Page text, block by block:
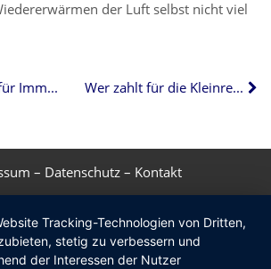
der Luft selbst nicht viel
Erbschaftsteuer für Immobilienerben gestrichen Wer zahlt für die Kleinreparaturen in der Wohnung?
– Datenschutz – Kontakt
Tracking-Technologien von Dritten,
stetig zu verbessern und
der Interessen der Nutzer